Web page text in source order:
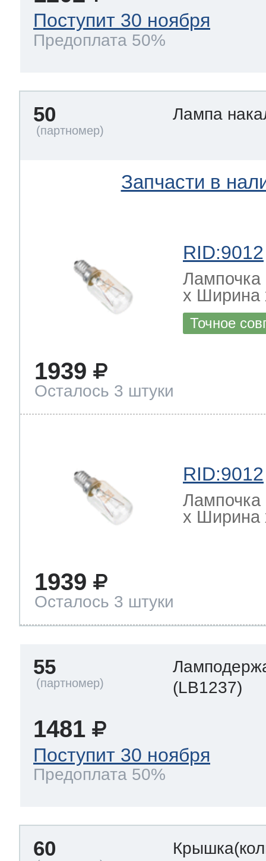
Поступит 30 ноября
Предоплата 50%
50 Лампа
Запчасти в
RID:9012
Лампочка
х Ширина
Точное
1939
Осталось 3 штуки
RID:9012
Лампочка
х Ширина
1939
Осталось 3 штуки
55
(LB1237)
1481
Поступит 30 ноября
Предоплата 50%
60